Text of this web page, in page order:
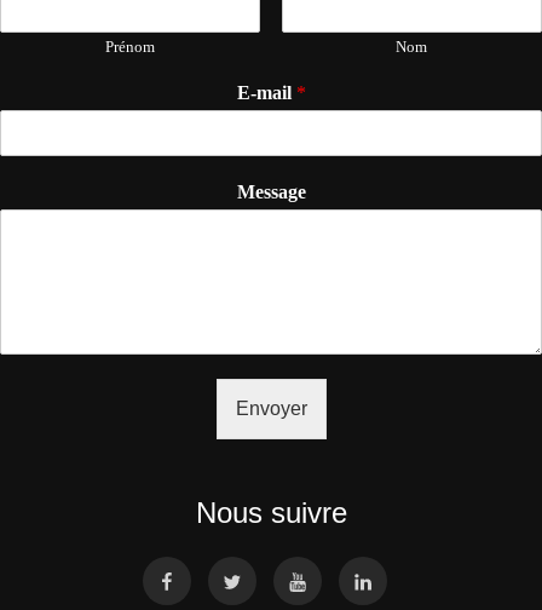
Prénom Nom
E-mail *
Message
Envoyer
Nous suivre